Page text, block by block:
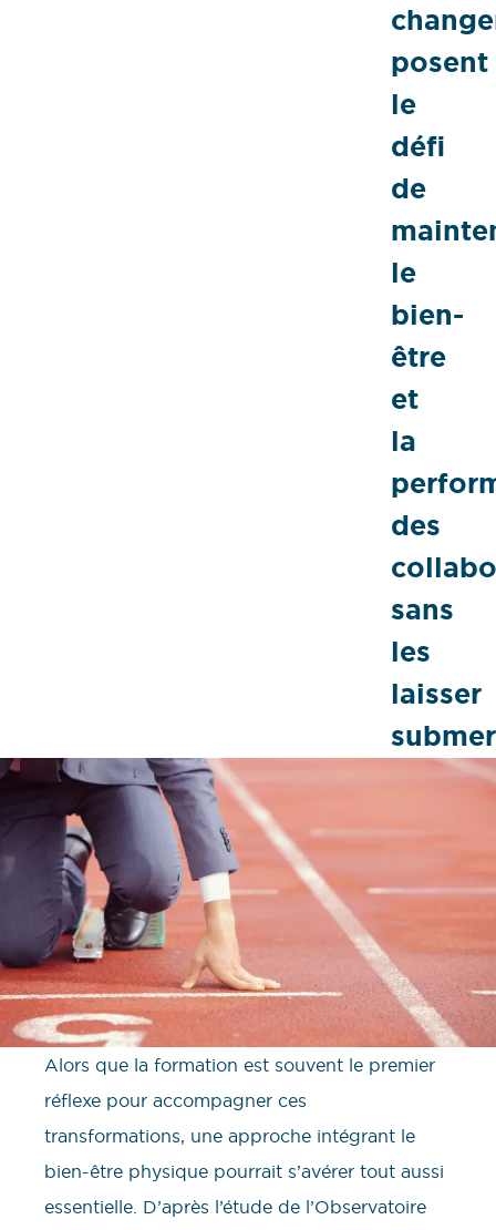
posent
le
défi
de
le
bien-
être
et
la
des
sans
les
laisser
Alors que la formation est souvent le premier
réflexe pour accompagner ces
transformations, une approche intégrant le
bien-être physique pourrait s’avérer tout aussi
essentielle. D’après l’étude de l’Observatoire